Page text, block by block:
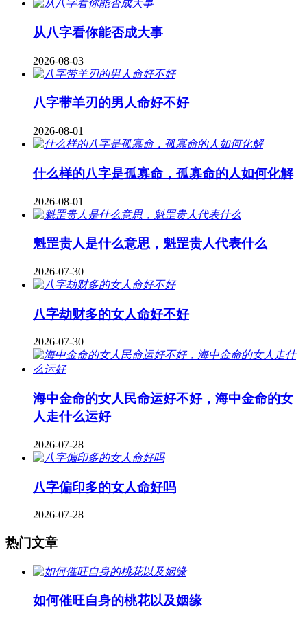
从八字看你能否成大事
2026-08-03
八字带羊刃的男人命好不好
2026-08-01
什么样的八字是孤寡命，孤寡命的人如何化解
2026-08-01
魁罡贵人是什么意思，魁罡贵人代表什么
2026-07-30
八字劫财多的女人命好不好
2026-07-30
海中金命的女人民命运好不好，海中金命的女
人走什么运好
2026-07-28
八字偏印多的女人命好吗
2026-07-28
热门文章
如何催旺自身的桃花以及姻缘